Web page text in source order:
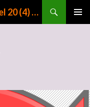
Menschheit gegen Krieg – Artikel 20 (4) GG